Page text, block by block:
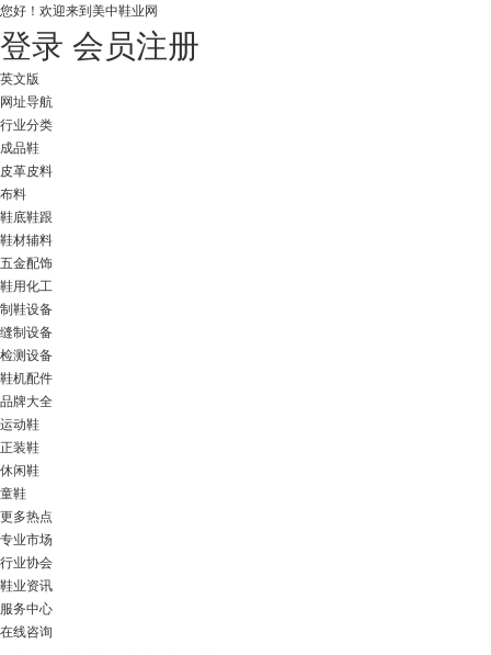
您好！ 欢迎来到美中鞋业网
登录 会员注册
英文版
网址导航
行业分类
成品鞋
皮革皮料
布料
鞋底鞋跟
鞋材辅料
五金配饰
鞋用化工
制鞋设备
缝制设备
检测设备
鞋机配件
品牌大全
运动鞋
正装鞋
休闲鞋
童鞋
更多热点
专业市场
行业协会
鞋业资讯
服务中心
在线咨询